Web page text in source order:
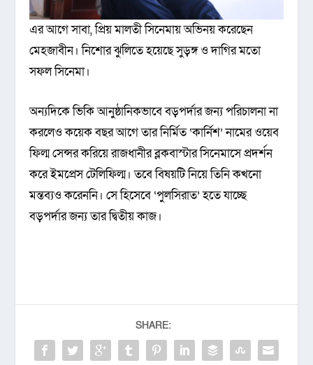
এর আগে সাবা, প্রিয় মালতী সিনেমায় অভিনয় করেছেন
মেহজাবীন। নিশোর ঝুলিতে হয়েছে সুড়ঙ্গ ও দাগির মতো
সফল সিনেমা।
অন্যদিকে ভিকি আনুষ্ঠানিকভাবে বড়পর্দার জন্য পরিচালনা না
করলেও কয়েক বছর আগে তার নির্মিত ‘কার্নিশ’ নামের ওয়েব
ফিল্ম সেন্সর করিয়ে রাজধানীর ব্লকবাস্টার সিনেমাসে প্রদর্শন
করে ইমপ্রেস টেলিফিল্ম। তবে বিষয়টি নিয়ে তিনি কখনো
মন্তব্যও করেননি। সে হিসেবে ‘পুলসিরাত’ হতে যাচ্ছে
বড়পর্দার জন্য তার দ্বিতীয় কাজ।
SHARE: